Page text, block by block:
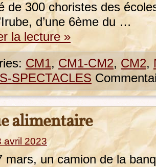
de 300 choristes des
d’une 6ème du …
la lecture »
CM1, CM1-CM2, CM2,
SPECTACLES
alimentaire
avril 2023
mars, un camion de la